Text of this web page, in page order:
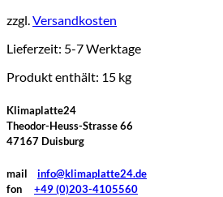
zzgl. Versandkosten
Lieferzeit: 5-7 Werktage
Produkt enthält: 15 kg
Klimaplatte24
Theodor-Heuss-Strasse 66
47167 Duisburg
mail info@klimaplatte24.de
fon +49 (0)203-4105560